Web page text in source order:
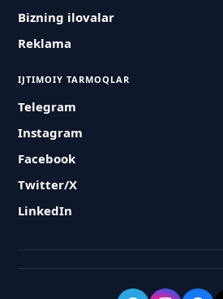
Bizning ilovalar
Reklama
IJTIMOIY TARMOQLAR
Telegram
Instagram
Facebook
Twitter/X
LinkedIn